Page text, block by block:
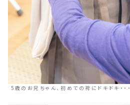
5歳のお兄ちゃん、初めての袴にドキドキ・・・